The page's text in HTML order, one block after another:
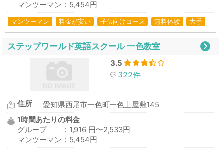
マンツーマン：5,454円
マンツーマン 料金が安い 子供向けコース 無料体験 大手
ステップワールド英語スクール 一色教室
3.5
322件
住所
愛知県西尾市一色町一色上屋敷145
1時間あたりの料金
グループ ：1,916 円〜2,533円
マンツーマン：5,454円